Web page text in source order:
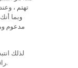
تهتم ،
وبما
مدعوم
لذلك
راقب. يشعر. كل شيء هناك في متناول يديك.